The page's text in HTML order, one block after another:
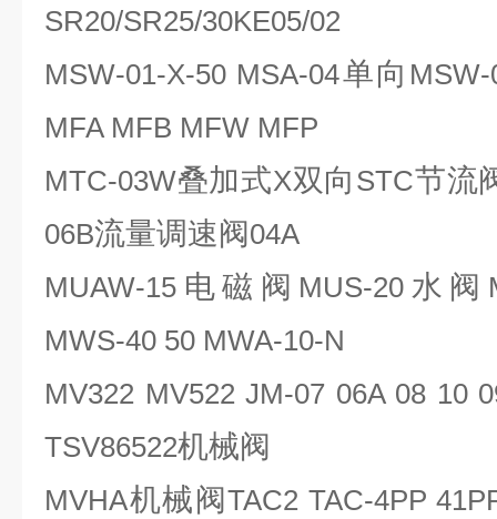
SR20/SR25/30KE05/02
MSW-01-X-50 MSA-04单向 MSW-
MFA MFB MFW MFP
MTC-03W叠加式X双向 STC节流
06B流量调速阀04A
MUAW-15 电磁阀 MUS-20 水阀
MWS-40 50 MWA-10-N
MV322 MV522 JM-07 06A 08 10
TSV86522机械阀
MVHA机械阀TAC2 TAC-4PP